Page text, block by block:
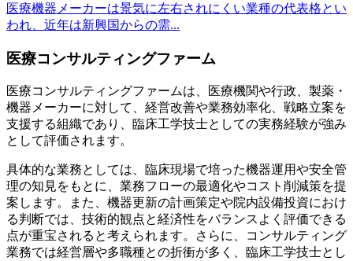
医療機器メーカーは景気に左右されにくい業種の代表格とい
われ、近年は新興国からの需...
医療コンサルティングファーム
医療コンサルティングファームは、医療機関や行政、製薬・
機器メーカーに対して、経営改善や業務効率化、戦略立案を
支援する組織であり、臨床工学技士としての実務経験が強み
として評価されます。
具体的な業務としては、臨床現場で培った機器運用や安全管
理の知見をもとに、業務フローの最適化やコスト削減策を提
案します。また、機器更新の計画策定や院内設備投資におけ
る判断では、技術的観点と経済性をバランスよく評価できる
点が重宝されると考えられます。さらに、コンサルティング
業務では経営層や多職種との折衝が多く、臨床工学技士とし